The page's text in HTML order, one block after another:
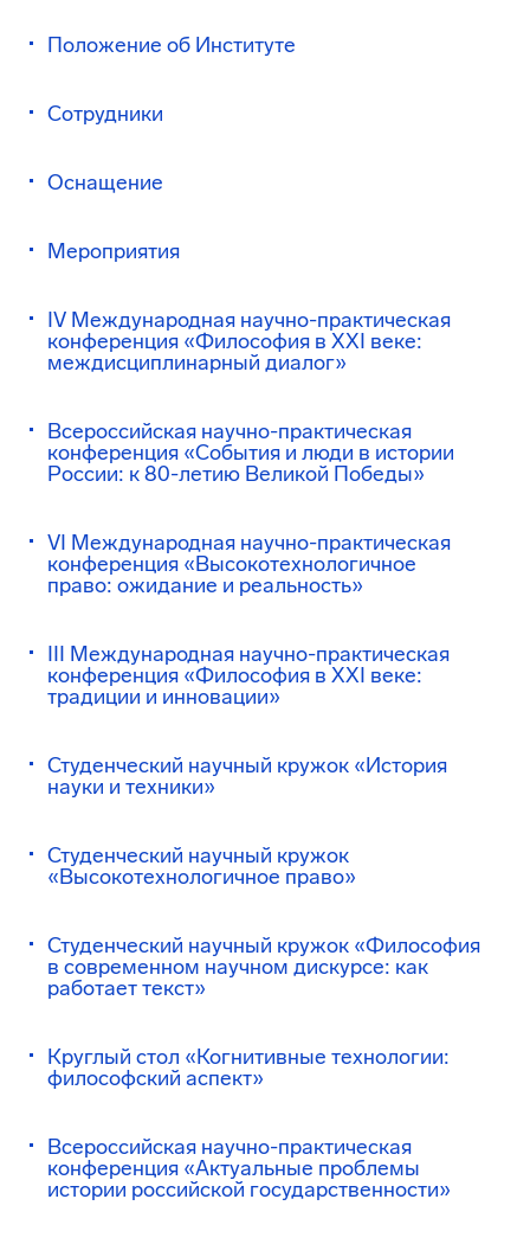
Положение об Институте
Сотрудники
Оснащение
Мероприятия
IV Международная научно-практическая
конференция «Философия в XXI веке:
междисциплинарный диалог»
Всероссийская научно-практическая
конференция «События и люди в истории
России: к 80-летию Великой Победы»
VI Международная научно-практическая
конференция «Высокотехнологичное
право: ожидание и реальность»
III Международная научно-практическая
конференция «Философия в XXI веке:
традиции и инновации»
Студенческий научный кружок «История
науки и техники»
Студенческий научный кружок
«Высокотехнологичное право»
Студенческий научный кружок «Философия
в современном научном дискурсе: как
работает текст»
Круглый стол «Когнитивные технологии:
философский аспект»
Всероссийская научно-практическая
конференция «Актуальные проблемы
истории российской государственности»